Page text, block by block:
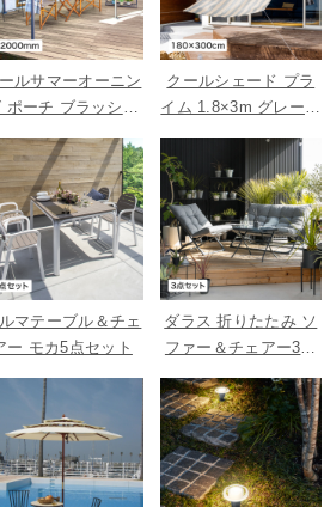
ルサマーオーニン
ポーチ ブラッシュ
ウッド 2000
クールシェード プラ
イム 1.8×3m グレース
トライプ
マテーブル＆チェ
ー モカ5点セット
ダラス 折りたたみ ソ
ファー＆チェアー3点